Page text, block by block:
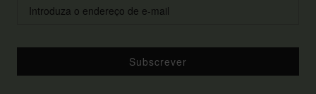
Subscrever